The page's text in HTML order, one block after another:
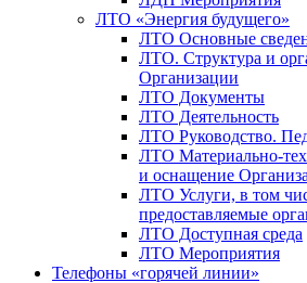
ЛТО «Энергия будущего»
ЛТО Основные
ЛТО. Структура и
Организации
ЛТО Документы
ЛТО Деятельность
ЛТО Руководство.
ЛТО Материально-
и оснащение
ЛТО Услуги, в том
предоставляемые
ЛТО Доступная среда
ЛТО Мероприятия
Телефоны «горячей линии»